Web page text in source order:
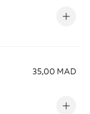
35,00 MAD